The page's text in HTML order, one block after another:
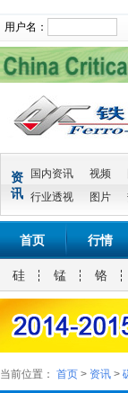
用户名：
资
讯
国内资讯 视频
行业透视
图片
首页 行情
硅 锰 铬
当前位置： 首页 > 资讯 >